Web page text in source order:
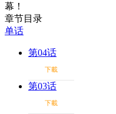
幕！
章节目录
单话
第04话
下載
第03话
下載